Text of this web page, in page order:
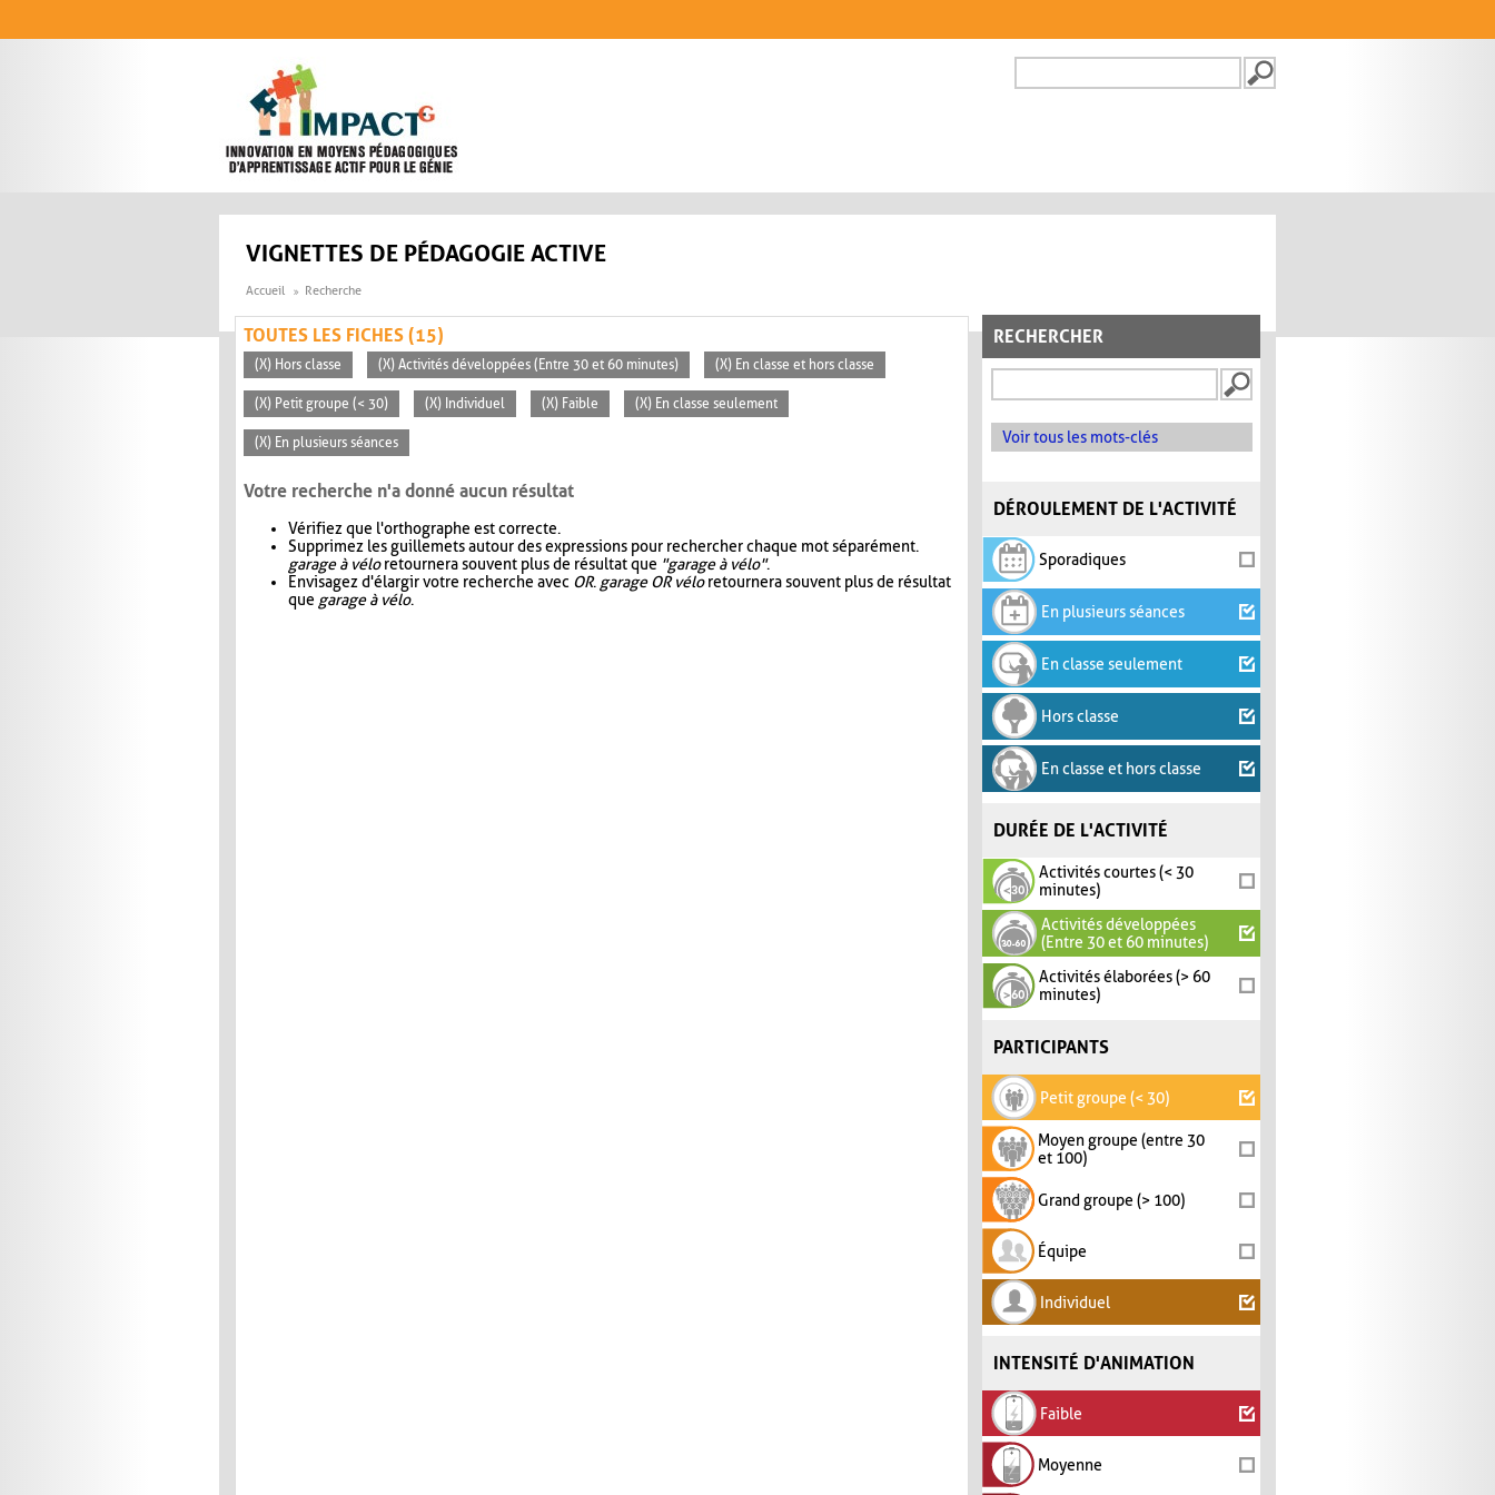
FORMULAIRE DE
VIGNETTES DE PÉDAGOGIE ACTIVE
Accueil Recherche
RECHERCHER
Voir tous les mots-clés
DÉROULEMENT DE L'ACTIVITÉ
Sporadiques
En plusieurs séances
En classe seulement
Hors classe
En classe et hors classe
DURÉE DE L'ACTIVITÉ
Activités courtes (< 30
minutes)
Activités développées
(Entre 30 et 60 minutes)
Activités élaborées (> 60
minutes)
PARTICIPANTS
Petit groupe (< 30)
Moyen groupe (entre 30
et 100)
Grand groupe (> 100)
Équipe
Individuel
INTENSITÉ D'ANIMATION
Faible
Moyenne
TOUTES LES FICHES (15)
(X) Hors classe (X) Activités développées (Entre 30 et 60 minutes) (X) En classe et hors classe
(X) Petit groupe (< 30) (X) Individuel (X) Faible (X) En classe seulement
(X) En plusieurs séances
Votre recherche n'a donné aucun résultat
Vérifiez que l'orthographe est correcte.
Supprimez les guillemets autour des expressions pour rechercher chaque mot séparément.
garage à véloretournera souvent plus de résultat que "garage à vélo".
Envisagez d'élargir votre recherche avec OR. garage OR véloretournera souvent plus de résultat
que garage à vélo.